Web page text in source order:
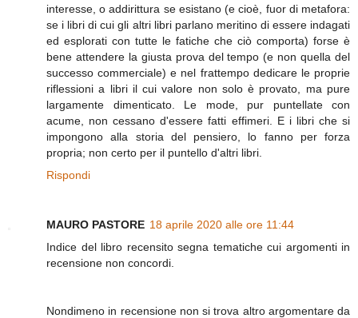
interesse, o addirittura se esistano (e cioè, fuor di metafora:
se i libri di cui gli altri libri parlano meritino di essere indagati
ed esplorati con tutte le fatiche che ciò comporta) forse è
bene attendere la giusta prova del tempo (e non quella del
successo commerciale) e nel frattempo dedicare le proprie
riflessioni a libri il cui valore non solo è provato, ma pure
largamente dimenticato. Le mode, pur puntellate con
acume, non cessano d'essere fatti effimeri. E i libri che si
impongono alla storia del pensiero, lo fanno per forza
propria; non certo per il puntello d'altri libri.
Rispondi
MAURO PASTORE 18 aprile 2020 alle ore 11:44
Indice del libro recensito segna tematiche cui argomenti in
recensione non concordi.
Nondimeno in recensione non si trova altro argomentare da